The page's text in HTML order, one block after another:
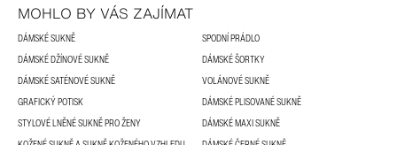
MOHLO BY VÁS ZAJÍMAT
DÁMSKÉ SUKNĚ
SPODNÍ PRÁDLO
DÁMSKÉ DŽÍNOVÉ SUKNĚ
DÁMSKÉ ŠORTKY
DÁMSKÉ SATÉNOVÉ SUKNĚ
VOLÁNOVÉ SUKNĚ
GRAFICKÝ POTISK
DÁMSKÉ PLISOVANÉ SUKNĚ
STYLOVÉ LNĚNÉ SUKNĚ PRO ŽENY
DÁMSKÉ MAXI SUKNĚ